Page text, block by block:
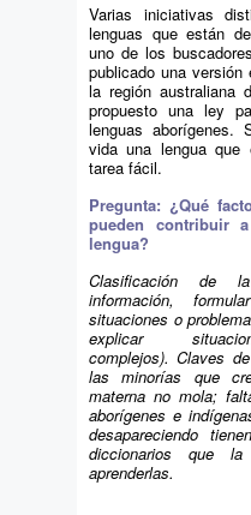
Varias iniciativas
lenguas que están
uno de los
publicado una
la región australiana
propuesto una ley
lenguas aborígenes.
vida una lengua que
tarea fácil.
Pregunta: ¿Qué
pueden contribuir
lengua?
Clasificación de
información,
situaciones o
explicar
complejos).Claves
las minorías que
materna no mola;
aborígenes e
desapareciendo
diccionarios que
aprenderlas.